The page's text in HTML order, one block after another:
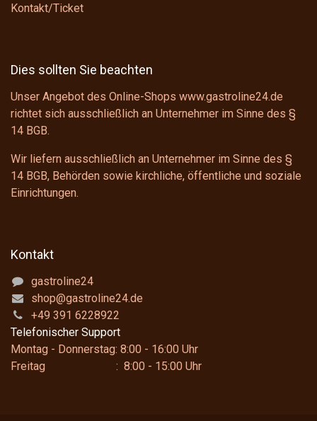
Kontakt/Ticket
Dies sollten Sie beachten
Unser Angebot des Online-Shops www.gastroline24.de
richtet sich ausschließlich an Unternehmer im Sinne des §
14 BGB.
Wir liefern ausschließlich an Unternehmer im Sinne des §
14 BGB, Behörden sowie kirchliche, öffentliche und soziale
Einrichtungen.
Kontakt
gastroline24
shop@gastroline24.de
+49 391 6228922
Telefonischer Support
Montag - Donnerstag: 8:00 - 16:00 Uhr
Freitag : 8:00 - 15:00 Uhr